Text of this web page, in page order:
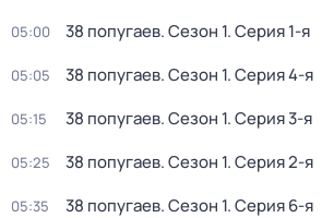
05:00 38 попугаев. Сезон 1. Серия 1-я
05:05 38 попугаев. Сезон 1. Серия 4-я
05:15 38 попугаев. Сезон 1. Серия 3-я
05:25 38 попугаев. Сезон 1. Серия 2-я
05:35 38 попугаев. Сезон 1. Серия 6-я